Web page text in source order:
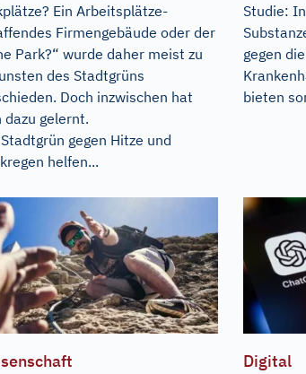
Ein Arbeitsplätze-
Firmengebäude oder der
Park?“ wurde daher meist zu
des Stadtgrüns
Doch inzwischen hat
dazu gelernt.
gegen Hitze und
helfen...
Studie:
gegen
bieten
Digital